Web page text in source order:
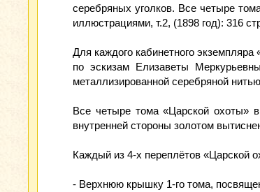
серебряных уголков. Все четыре
иллюстрациями, т.2, (1898 год): 316
Для каждого кабинетного
по эскизам Елизаветы
металлизированной серебряной
Все четыре тома «Царской охоты»
внутренней стороны золотом
Каждый из 4-х переплётов «Царской
- Верхнюю крышку 1-го тома,